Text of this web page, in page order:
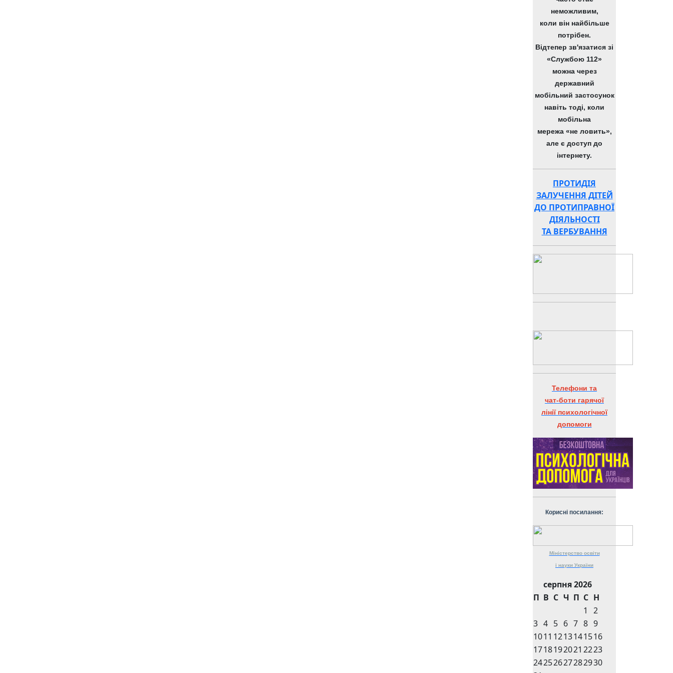
неможливим,
коли він найбільше
потрібен.
Відтепер зв'язатися зі
«Службою 112»
можна через
державний
мобільний застосунок
навіть тоді, коли
мобільна
мережа «не ловить»,
але є доступ до
інтернету.
ПРОТИДІЯ
ЗАЛУЧЕННЯ ДІТЕЙ
ДО ПРОТИПРАВНОЇ
ДІЯЛЬНОСТІ
ТА ВЕРБУВАННЯ
Телефони та
чат-боти гарячої
лінії психологічної
допомоги
Корисні посилання:
Міністерство освіти
і науки України
серпня 2026
П В С Ч П С Н
1
2
3 4 5 6 7 8 9
1011 1213141516
1718192021 2223
24252627282930